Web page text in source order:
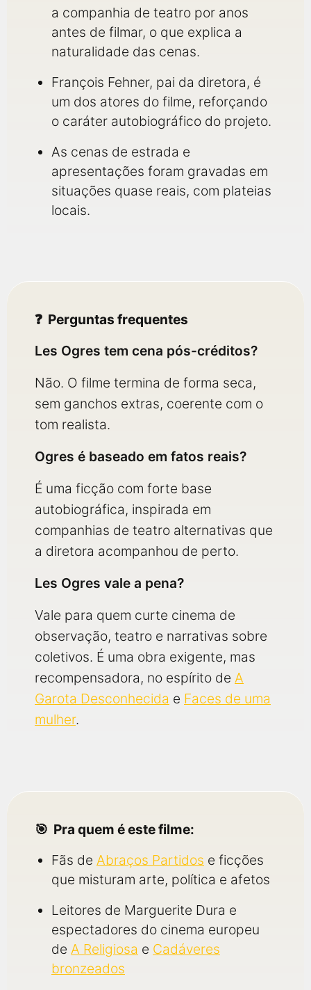
a companhia de teatro por anos
antes de filmar, o que explica a
naturalidade das cenas.
François Fehner, pai da diretora, é
um dos atores do filme, reforçando
o caráter autobiográfico do projeto.
As cenas de estrada e
apresentações foram gravadas em
situações quase reais, com plateias
locais.
Perguntas frequentes
Les Ogres tem cena pós-créditos?
Não. O filme termina de forma seca,
sem ganchos extras, coerente com o
tom realista.
Ogres é baseado em fatos reais?
É uma ficção com forte base
autobiográfica, inspirada em
companhias de teatro alternativas que
a diretora acompanhou de perto.
Les Ogres vale a pena?
Vale para quem curte cinema de
observação, teatro e narrativas sobre
coletivos. É uma obra exigente, mas
recompensadora, no espírito de A
Garota Desconhecida e Faces de uma
mulher.
Pra quem é este filme:
Fãs de Abraços Partidos e ficções
que misturam arte, política e afetos
Leitores de Marguerite Dura e
espectadores do cinema europeu
de A Religiosa e Cadáveres
bronzeados